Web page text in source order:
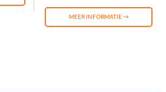
MEER INFORMATIE →